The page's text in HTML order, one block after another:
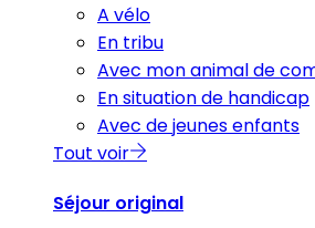
A vélo
En tribu
Avec mon animal de
En situation de handicap
Avec de jeunes enfants
Tout voir
Séjour original